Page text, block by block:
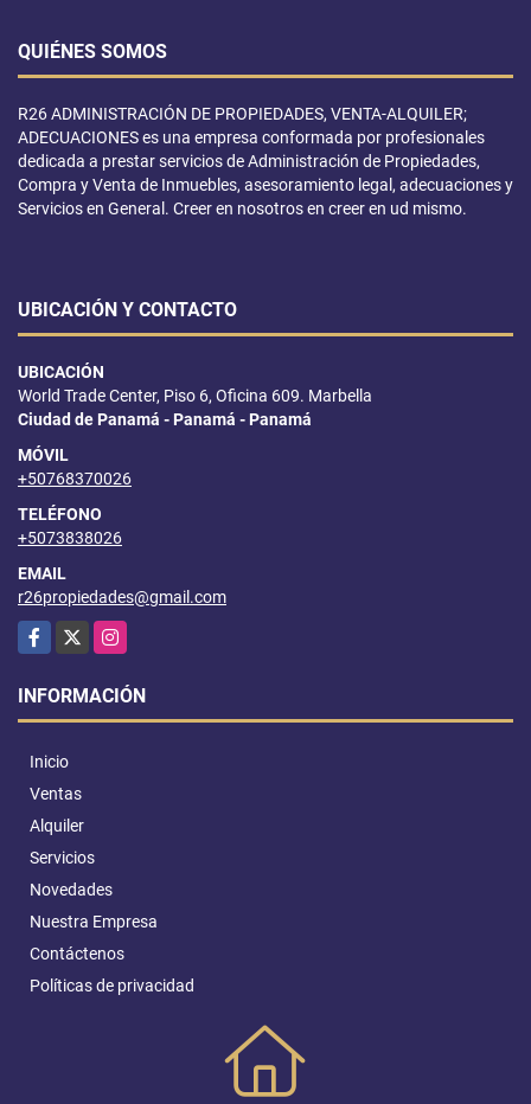
QUIÉNES SOMOS
R26 ADMINISTRACIÓN DE PROPIEDADES, VENTA-ALQUILER;
ADECUACIONES es una empresa conformada por profesionales
dedicada a prestar servicios de Administración de Propiedades,
Compra y Venta de Inmuebles, asesoramiento legal, adecuaciones y
Servicios en General. Creer en nosotros en creer en ud mismo.
UBICACIÓN Y CONTACTO
UBICACIÓN
World Trade Center, Piso 6, Oficina 609. Marbella
Ciudad de Panamá - Panamá - Panamá
MÓVIL
+50768370026
TELÉFONO
+5073838026
EMAIL
r26propiedades@gmail.com
Facebook
X Instagram
INFORMACIÓN
Inicio
Ventas
Alquiler
Servicios
Novedades
Nuestra Empresa
Contáctenos
Políticas de privacidad